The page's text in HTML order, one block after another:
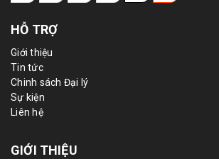
HỖ TRỢ
Giới thiệu
Tin tức
Chinh sách Đại lý
Sự kiện
Liên hệ
GIỚI THIỆU